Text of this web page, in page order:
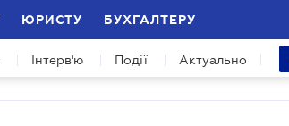
ЮРИСТУ БУХГАЛТЕРУ
Інтерв'ю Події Актуально